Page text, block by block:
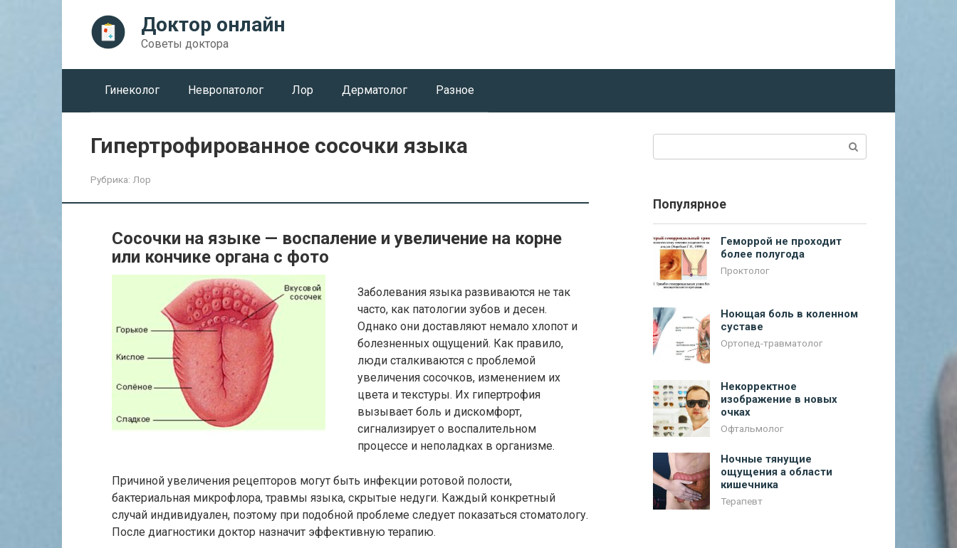
Доктор онлайн
Советы доктора
Гинеколог Невропатолог Лор Дерматолог Разное
Гипертрофированное сосочки языка
Рубрика: Лор
Сосочки на языке — воспаление и увеличение на корне
или кончике органа с фото
Заболевания языка развиваются не так
часто, как патологии зубов и десен.
Однако они доставляют немало хлопот и
болезненных ощущений. Как правило,
люди сталкиваются с проблемой
увеличения сосочков, изменением их
цвета и текстуры. Их гипертрофия
вызывает боль и дискомфорт,
сигнализирует о воспалительном
процессе и неполадках в организме.
Причиной увеличения рецепторов могут быть инфекции ротовой полости,
бактериальная микрофлора, травмы языка, скрытые недуги. Каждый конкретный
случай индивидуален, поэтому при подобной проблеме следует показаться стоматологу.
После диагностики доктор назначит эффективную терапию.
Популярное
Геморрой не проходит
более полугода
Проктолог
Ноющая боль в коленном
суставе
Ортопед-травматолог
Некорректное
изображение в новых
очках
Офтальмолог
Ночные тянущие
ощущения а области
кишечника
Терапевт